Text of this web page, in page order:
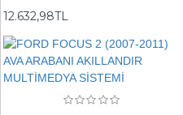
12.632,98TL